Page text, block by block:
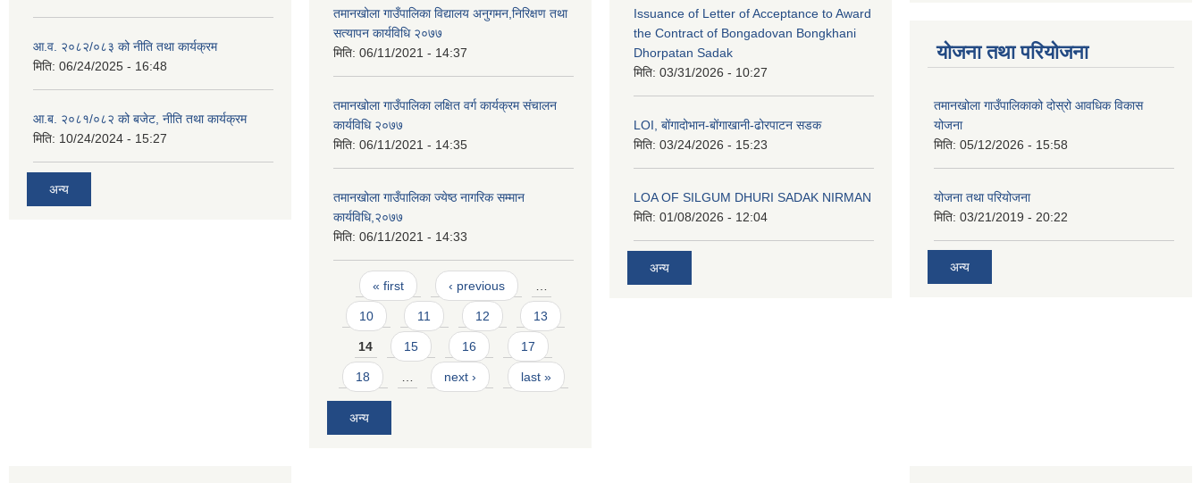
आ.व. २०८२/०८३ को नीति तथा कार्यक्रम
मिति: 06/24/2025 - 16:48
आ.ब. २०८१/०८२ को बजेट, नीति तथा कार्यक्रम
मिति: 10/24/2024 - 15:27
अन्य
तमानखोला गाउँपालिका विद्यालय अनुगमन,निरिक्षण तथा
सत्यापन कार्यविधि २०७७
मिति: 06/11/2021 - 14:37
तमानखोला गाउँपालिका लक्षित वर्ग कार्यक्रम संचालन
कार्यविधि २०७७
मिति: 06/11/2021 - 14:35
तमानखोला गाउँपालिका ज्येष्ठ नागरिक सम्मान
कार्यविधि,२०७७
मिति: 06/11/2021 - 14:33
Pages
« first ‹ previous
10 11 12 13
14 15 16 17
18 next › last »
अन्य
Issuance of Letter of Acceptance to Award
the Contract of Bongadovan Bongkhani
Dhorpatan Sadak
मिति: 03/31/2026 - 10:27
LOI, बोंगादोभान-बोंगाखानी-ढोरपाटन सडक
मिति: 03/24/2026 - 15:23
LOA OF SILGUM DHURI SADAK NIRMAN
मिति: 01/08/2026 - 12:04
अन्य
योजना तथा परियोजना
तमानखोला गाउँपालिकाको दोस्रो आवधिक विकास
योजना
मिति: 05/12/2026 - 15:58
योजना तथा परियोजना
मिति: 03/21/2019 - 20:22
अन्य